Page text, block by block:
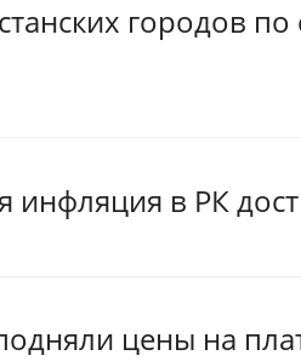
городов
инфляция в РК
цены на